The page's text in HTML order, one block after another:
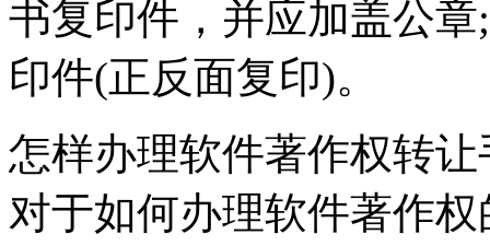
书复印件，并应加盖公
印件(正反面复印)。
怎样办理软件著作权转
对于如何办理软件著作